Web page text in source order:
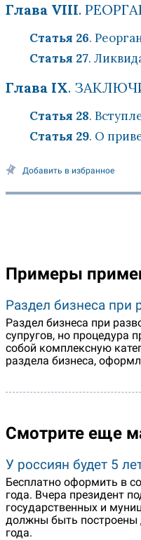
Глава VIII.
Статья 26.
Статья 27.
Глава IX.
Статья 28.
Статья 29. О
Добавить в избранное
Примеры
Раздел бизнеса при
Раздел бизнеса при
супругов, но процедура
собой комплексную
раздела бизнеса,
Смотрите еще
У россиян будет 5
Бесплатно оформить в
года. Вчера президент
государственных и
должны быть построены
года.